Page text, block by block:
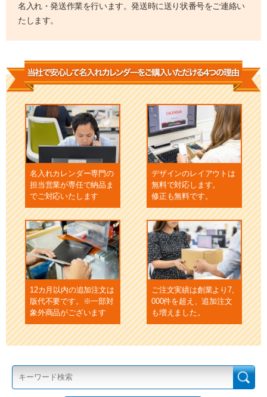
名入れ・発送作業を行います。発送時に送り状番号をご連絡い
たします。
名入れカレンダー専門の
担当営業が専任で納品ま
でご対応いたします
デザインのレイアウトは
無料で対応します。
修正も無料です。
12カ月以内の追加注文は
版代不要です。※一部対
象外商品がございます
ご注文実績は創業より7,
000件を超え、追加注文
も増えました。